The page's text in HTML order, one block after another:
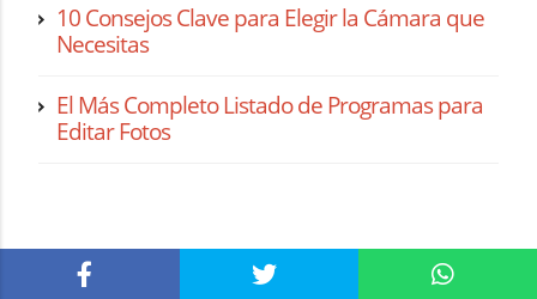
10 Consejos Clave para Elegir la Cámara que
Necesitas
El Más Completo Listado de Programas para
Editar Fotos
síguenos